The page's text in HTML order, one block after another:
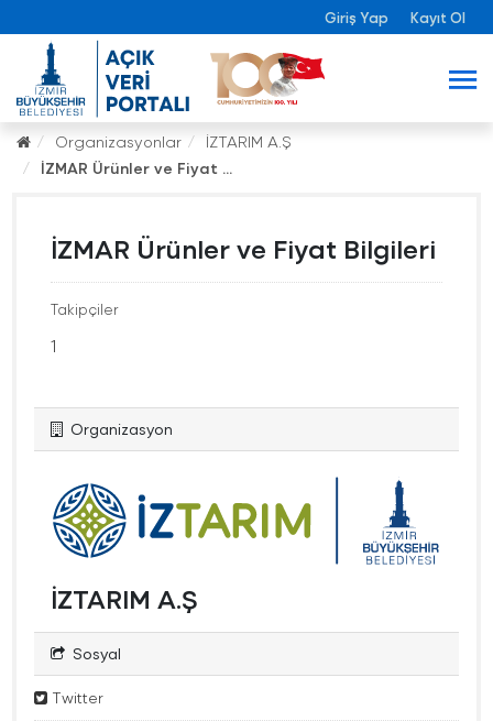
Giriş Yap Kayıt Ol
Organizasyonlar
İZTARIM A.Ş
İZMAR Ürünler ve Fiyat ...
İZMAR Ürünler ve Fiyat Bilgileri
Takipçiler
1
Organizasyon
İZTARIM A.Ş
Sosyal
Twitter